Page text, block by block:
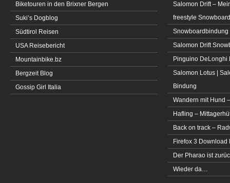
Biketouren in den Brixner Bergen
Suki’s Dogblog
Südtirol Reisen
USA Reisebericht
Mountainbike.bz
Bergzeit Blog
Gossip Girl Italia
Salomon Drift –
freestyle Snowboard
Snowboardbindung
Salomon Drift
Pinguino DeLonghi
Salomon Lotus |
Bindung
Wandern mit Hund
Hafling –
Back on track –
Firefox 3 Download
Der Pharao ist
Wieder da…